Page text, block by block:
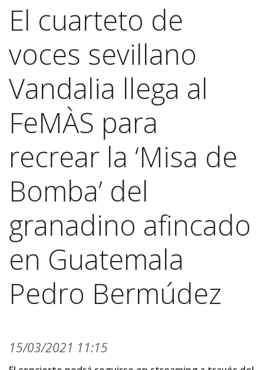
El cuarteto de
voces sevillano
Vandalia llega al
FeMÀS para
recrear la ‘Misa de
Bomba’ del
granadino afincado
en Guatemala
Pedro Bermúdez
15/03/2021 11:15